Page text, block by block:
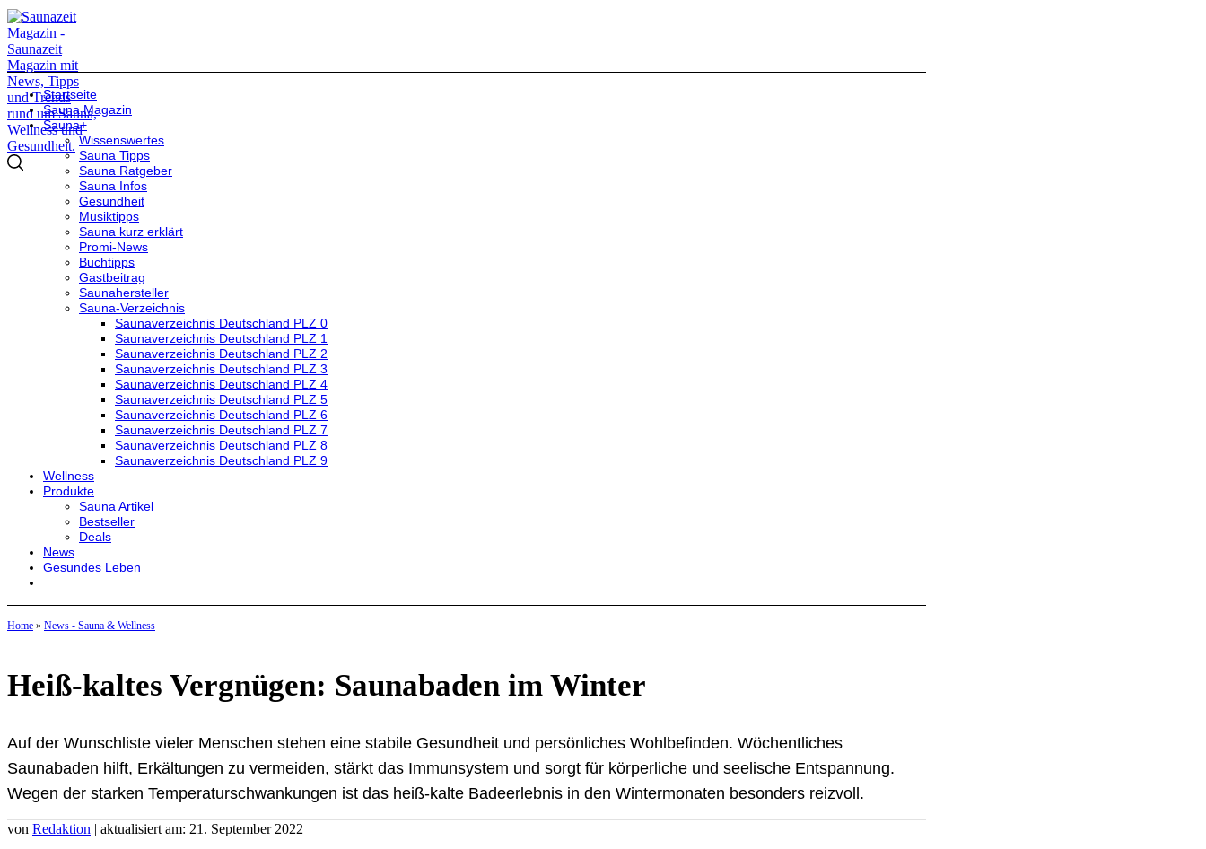
Startseite
Sauna Magazin
Sauna+
Wissenswertes
Sauna Tipps
Sauna Ratgeber
Sauna Infos
Gesundheit
Musiktipps
Sauna kurz erklärt
Promi-News
Buchtipps
Gastbeitrag
Saunahersteller
Sauna-Verzeichnis
Saunaverzeichnis Deutschland PLZ 0
Saunaverzeichnis Deutschland PLZ 1
Saunaverzeichnis Deutschland PLZ 2
Saunaverzeichnis Deutschland PLZ 3
Saunaverzeichnis Deutschland PLZ 4
Saunaverzeichnis Deutschland PLZ 5
Saunaverzeichnis Deutschland PLZ 6
Saunaverzeichnis Deutschland PLZ 7
Saunaverzeichnis Deutschland PLZ 8
Saunaverzeichnis Deutschland PLZ 9
Wellness
Produkte
Sauna Artikel
Bestseller
Deals
News
Gesundes Leben
Home » News - Sauna & Wellness
Heiß-kaltes Vergnügen: Saunabaden im Winter
Auf der Wunschliste vieler Menschen stehen eine stabile Gesundheit und persönliches Wohlbefinden. Wöchentliches
Saunabaden hilft, Erkältungen zu vermeiden, stärkt das Immunsystem und sorgt für körperliche und seelische Entspannung.
Wegen der starken Temperaturschwankungen ist das heiß-kalte Badeerlebnis in den Wintermonaten besonders reizvoll.
von Redaktion | aktualisiert am: 21. September 2022